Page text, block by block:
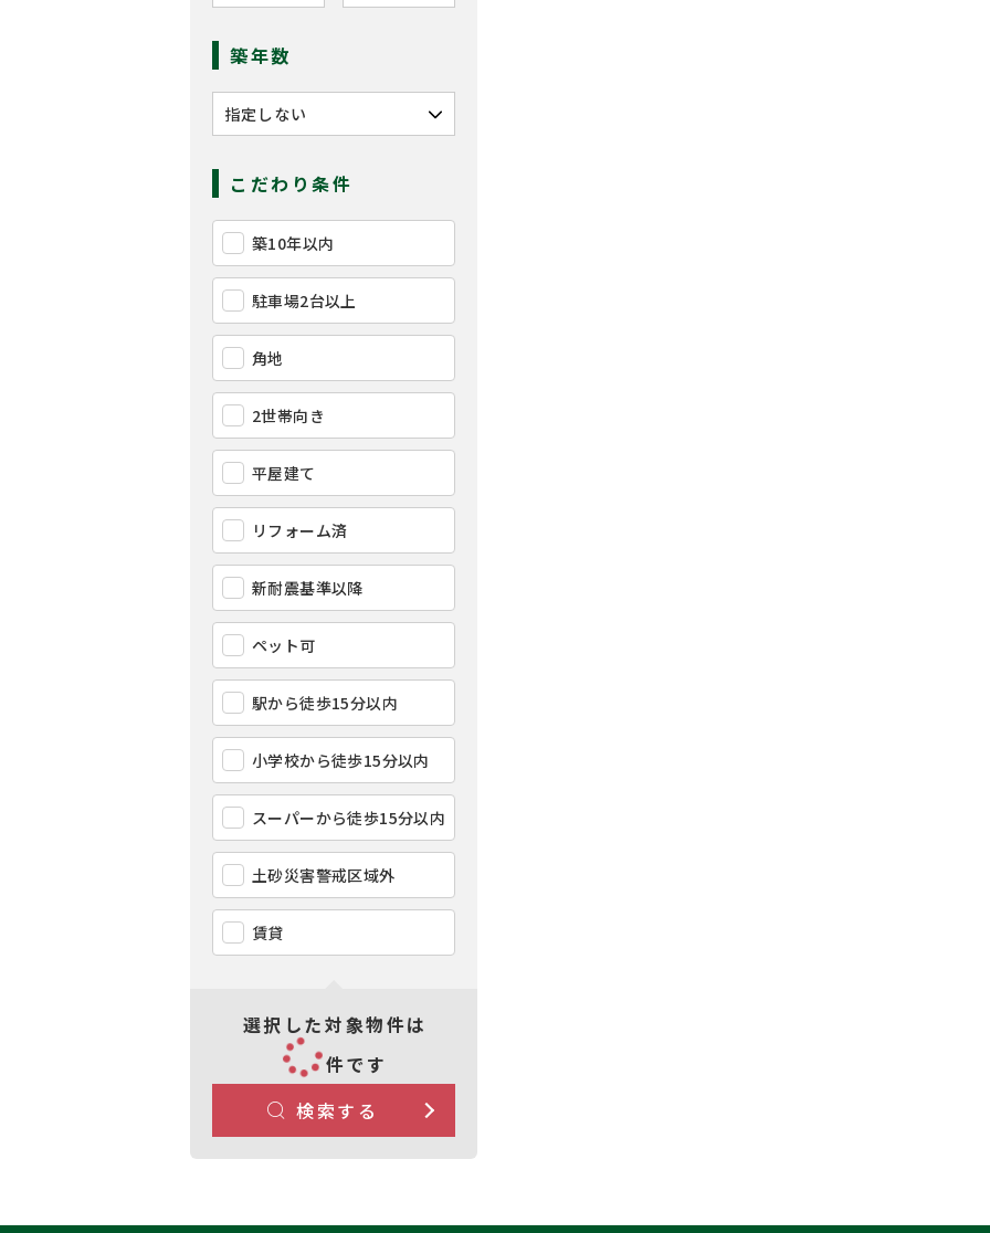
築年数
こだわり条件
築10年以内
駐車場2台以上
角地
2世帯向き
平屋建て
リフォーム済
新耐震基準以降
ペット可
駅から徒歩15分以内
小学校から徒歩15分以内
スーパーから徒歩15分以内
土砂災害警戒区域外
賃貸
選択した対象物件は
件です
検索する